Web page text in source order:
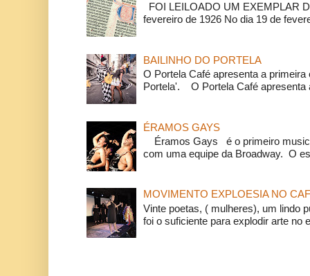
FOI LEILOADO UM EXEMPLAR
fevereiro de 1926 No dia 19 de
BAILINHO DO PORTELA
O Portela Café apresenta a
Portela'. O Portela Café apresenta
ÉRAMOS GAYS
Éramos Gays é o primeiro
com uma equipe da Broadway. O
MOVIMENTO EXPLOESIA NO
Vinte poetas, ( mulheres), um lindo
foi o suficiente para explodir arte no